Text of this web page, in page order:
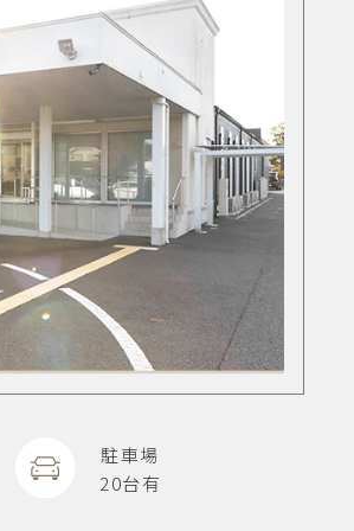
駐車場
20台有